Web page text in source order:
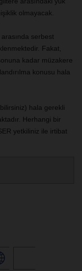
olmayacak.
serbest
Fakat,
kadar müzakere
konusu hala
hala gerekli
Herhangi bir
yetkiliniz ile irtibat